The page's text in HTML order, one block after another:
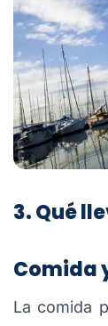
3. Qué
Comida
La comida